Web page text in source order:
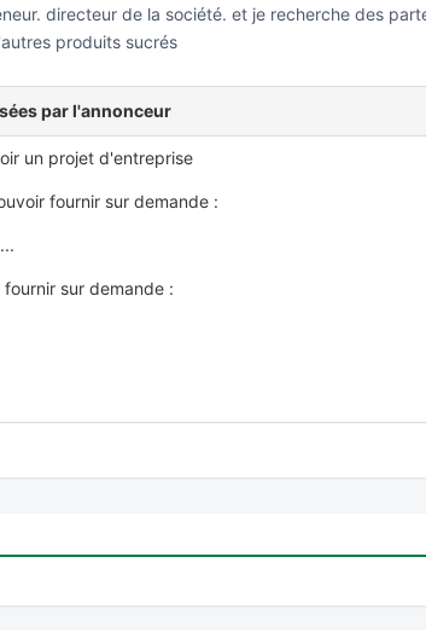
directeur de la société. et je recherche des
produits sucrés
par l'annonceur
un projet d'entreprise
fournir sur demande :
fournir sur demande :